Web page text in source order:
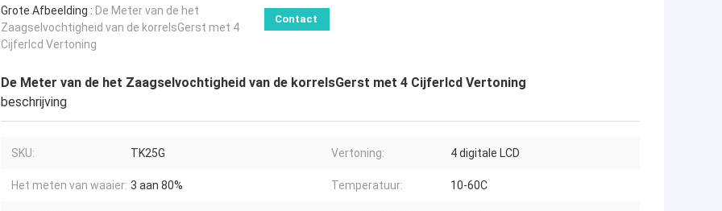
Grote Afbeelding : De Meter van de het
Zaagselvochtigheid van de korrelsGerst met 4
Cijferlcd Vertoning
Contact
De Meter van de het Zaagselvochtigheid van de korrelsGerst met 4 Cijferlcd Vertoning
beschrijving
SKU: TK25G Vertoning: 4 digitale LCD
Het meten van waaier: 3 aan 80% Temperatuur: 10-60C